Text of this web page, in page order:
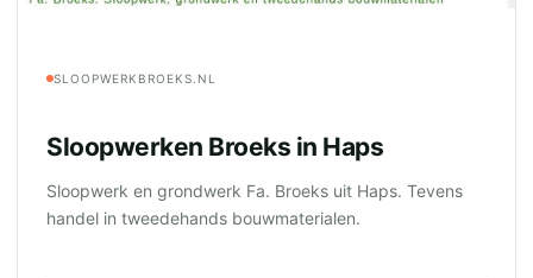
SLOOPWERKBROEKS.NL
Sloopwerken Broeks in Haps
Sloopwerk en grondwerk Fa. Broeks uit Haps. Tevens
handel in tweedehands bouwmaterialen.